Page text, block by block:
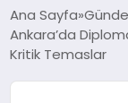
GÜNDEM
EKONOMI
Ana Sayfa
Ankara’da
Kritik Temaslar